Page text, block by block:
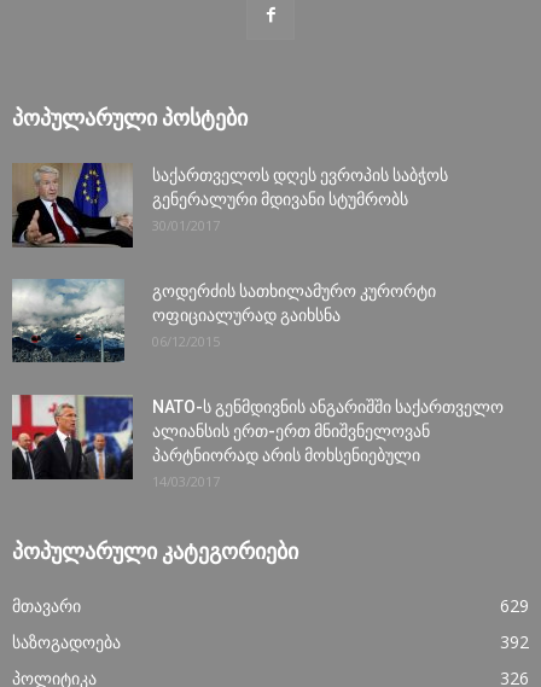
ᲞᲝᲞᲣᲚᲐᲠᲣᲚᲘ ᲞᲝᲡᲢᲔᲑᲘ
საქართველოს დღეს ევროპის საბჭოს
გენერალური მდივანი სტუმრობს
30/01/2017
გოდერძის სათხილამურო კურორტი
ოფიციალურად გაიხსნა
06/12/2015
NATO-ს გენმდივნის ანგარიშში საქართველო
ალიანსის ერთ-ერთ მნიშვნელოვან
პარტნიორად არის მოხსენიებული
14/03/2017
ᲞᲝᲞᲣᲚᲐᲠᲣᲚᲘ ᲙᲐᲢᲔᲒᲝᲠᲘᲔᲑᲘ
მთავარი
629
საზოგადოება
392
პოლიტიკა
326